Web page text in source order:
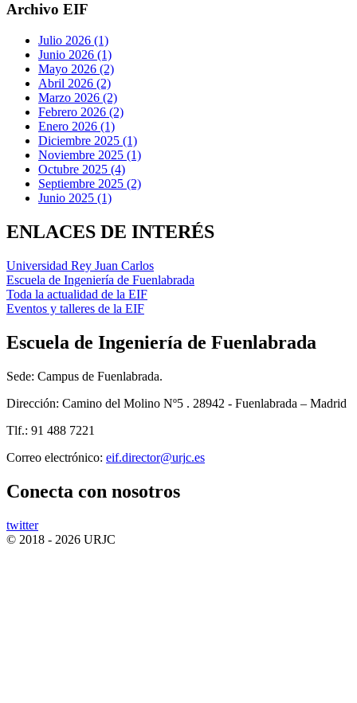
Archivo EIF
Julio 2026 (1)
Junio 2026 (1)
Mayo 2026 (2)
Abril 2026 (2)
Marzo 2026 (2)
Febrero 2026 (2)
Enero 2026 (1)
Diciembre 2025 (1)
Noviembre 2025 (1)
Octubre 2025 (4)
Septiembre 2025 (2)
Junio 2025 (1)
ENLACES DE INTERÉS
Universidad Rey Juan Carlos
Escuela de Ingeniería de Fuenlabrada
Toda la actualidad de la EIF
Eventos y talleres de la EIF
Escuela de Ingeniería de Fuenlabrada
Sede: Campus de Fuenlabrada.
Dirección: Camino del Molino Nº5 . 28942 - Fuenlabrada – Madrid
Tlf.: 91 488 7221
Correo electrónico:
Conecta con nosotros
twitter
© 2018 - 2026 URJC